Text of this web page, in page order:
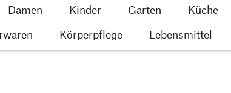
Damen Kinder Garten Küche
Körperpflege Lebensmittel